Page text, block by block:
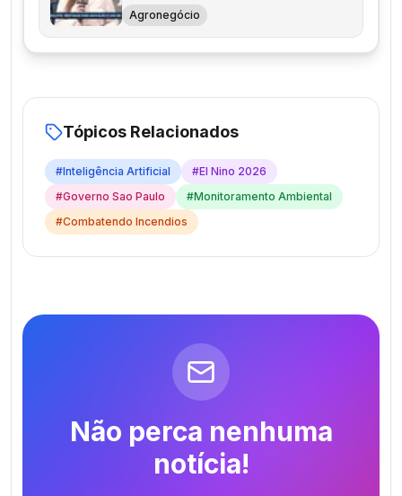
Agronegócio
Tópicos Relacionados
#Inteligência Artificial #El Nino 2026
#Governo Sao Paulo #Monitoramento Ambiental
#Combatendo Incendios
Não perca nenhuma
notícia!